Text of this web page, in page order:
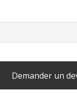
Demander un